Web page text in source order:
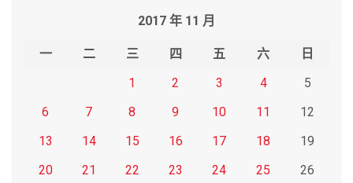
2017 年 11 月
一 二 三 四 五 六
日
1
2 3 4
5
6
7 8 9 10 11
12
13
14 15 16 17 18
19
20
21 22 23 24 25
26